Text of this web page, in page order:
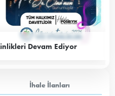
Devam Ediyor
İhale İlanları